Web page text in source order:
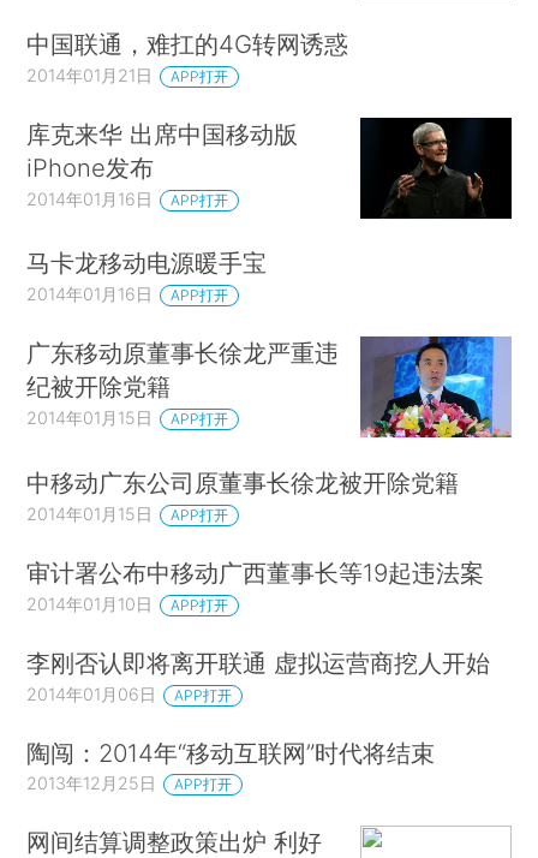
中国联通，难扛的4G转网诱惑
2014年01月21日 APP打开
库克来华 出席中国移动版
iPhone发布
2014年01月16日 APP打开
马卡龙移动电源暖手宝
2014年01月16日 APP打开
广东移动原董事长徐龙严重违
纪被开除党籍
2014年01月15日 APP打开
中移动广东公司原董事长徐龙被开除党籍
2014年01月15日 APP打开
审计署公布中移动广西董事长等19起违法案
2014年01月10日 APP打开
李刚否认即将离开联通 虚拟运营商挖人开始
2014年01月06日 APP打开
陶闯：2014年“移动互联网”时代将结束
2013年12月25日 APP打开
网间结算调整政策出炉 利好